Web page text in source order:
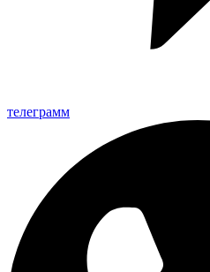
телеграмм